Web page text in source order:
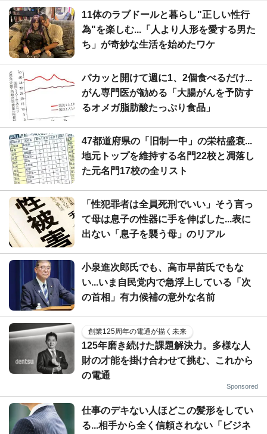
11体のラブドールと暮らし"正しい性行
為"を楽しむ...「人より人形を愛する男た
ち」が奇妙な生活を始めたワケ
パカッと開けて週に1、2個食べるだけ...
がん専門医が勧める「大腸がんを予防す
るオメガ脂肪酸たっぷり食品」
47都道府県の「旧制一中」の栄枯盛衰...
地元トップを維持する名門22校と凋落し
た元名門17校の全リスト
「性犯罪者は全員死刑でいい」そう言っ
て母は息子の性器に手を伸ばした...表に
出ない「息子を襲う母」のリアル
小泉進次郎氏でも、高市早苗氏でもな
い...いま自民党内で急浮上している「次
の首相」有力候補の意外な名前
創業125周年の電通が描く未来
125年磨き続けた課題解決力。多様な人
財の才能を掛け合わせて挑む、これから
の電通
Sponsored
仕事のデキない人ほどこの髪形をしてい
る...相手から全く信頼されない「ビジネ